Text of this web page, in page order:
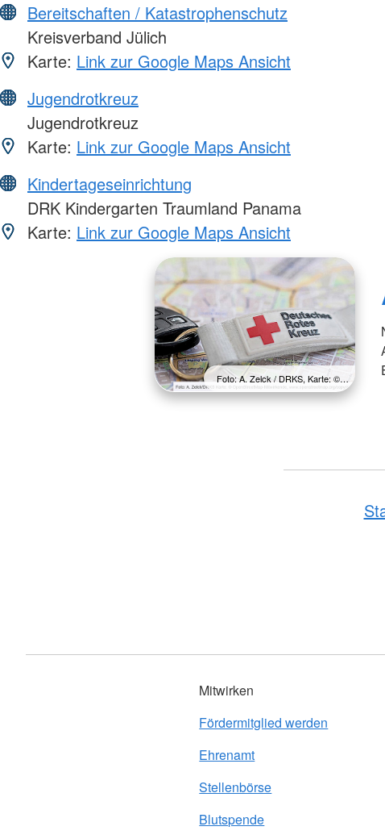
Bereitschaften / Katastrophenschutz
Kreisverband Jülich
Karte: Link zur Google Maps Ansicht
Jugendrotkreuz
Jugendrotkreuz
Karte: Link zur Google Maps Ansicht
Kindertageseinrichtung
DRK Kindergarten Traumland Panama
Karte: Link zur Google Maps Ansicht
Foto: A. Zelck / DRKS, Karte: ©…
Mitwirken
Fördermitglied werden
Ehrenamt
Stellenbörse
Blutspende